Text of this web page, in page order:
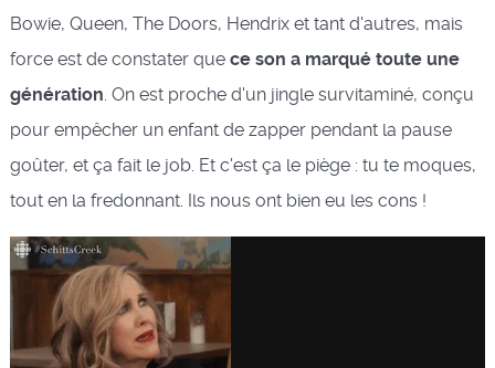
Bowie, Queen, The Doors, Hendrix et tant d'autres, mais
force est de constater que ce son a marqué toute une
génération . On est proche d'un jingle survitaminé, conçu
pour empêcher un enfant de zapper pendant la pause
goûter, et ça fait le job. Et c'est ça le piège : tu te moques,
tout en la fredonnant. Ils nous ont bien eu les cons !